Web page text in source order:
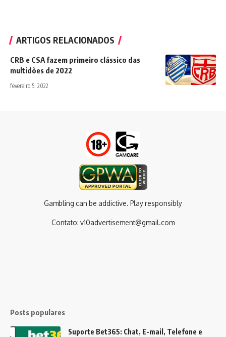
ARTIGOS RELACIONADOS
CRB e CSA fazem primeiro clássico das
multidões de 2022
fevereiro 5, 2022
Gambling can be addictive. Play responsibly
Contato: v10advertisement@gmail.com
Posts populares
Suporte Bet365: Chat, E-mail, Telefone e